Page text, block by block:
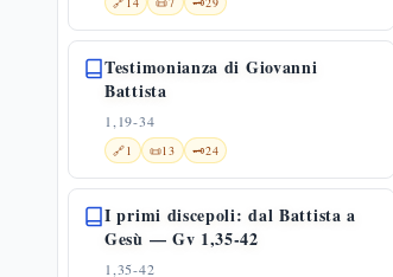
Testimonianza di Giovanni
Battista
1,19-34
🔗1 📜13 🗝️24
I primi discepoli: dal Battista a
Gesù — Gv 1,35-42
1,35-42